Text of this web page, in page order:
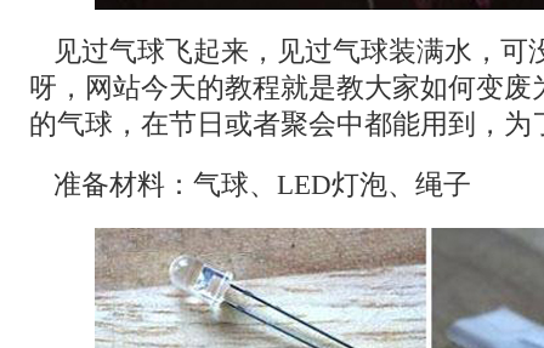
见过气球飞起来，见过气球装满水，可
呀，网站今天的教程就是教大家如何变废
的气球，在节日或者聚会中都能用到，为
准备材料：气球、LED灯泡、绳子